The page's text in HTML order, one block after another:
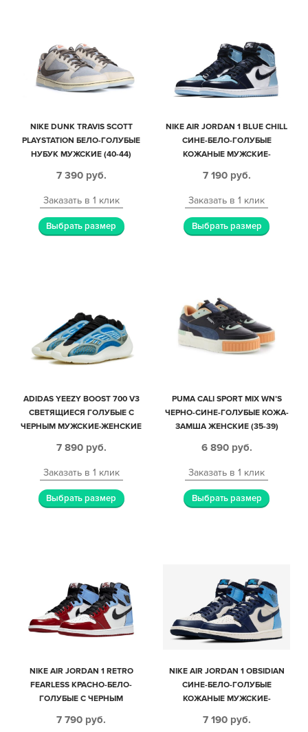
NIKE DUNK TRAVIS SCOTT
PLAYSTATION БЕЛО-ГОЛУБЫЕ
НУБУК МУЖСКИЕ (40-44)
7 390 руб.
Заказать в 1 клик
Выбрать размер
NIKE AIR JORDAN 1 BLUE CHILL
СИНЕ-БЕЛО-ГОЛУБЫЕ
КОЖАНЫЕ МУЖСКИЕ-
7 190 руб.
Заказать в 1 клик
Выбрать размер
ADIDAS YEEZY BOOST 700 V3
СВЕТЯЩИЕСЯ ГОЛУБЫЕ С
ЧЕРНЫМ МУЖСКИЕ-ЖЕНСКИЕ
7 890 руб.
Заказать в 1 клик
Выбрать размер
PUMA CALI SPORT MIX WN’S
ЧЕРНО-СИНЕ-ГОЛУБЫЕ КОЖА-
ЗАМША ЖЕНСКИЕ (35-39)
6 890 руб.
Заказать в 1 клик
Выбрать размер
NIKE AIR JORDAN 1 RETRO
FEARLESS КРАСНО-БЕЛО-
ГОЛУБЫЕ С ЧЕРНЫМ
ЖЕНСКИЕ (35-44)
7 790 руб.
NIKE AIR JORDAN 1 OBSIDIAN
СИНЕ-БЕЛО-ГОЛУБЫЕ
КОЖАНЫЕ МУЖСКИЕ-
7 190 руб.